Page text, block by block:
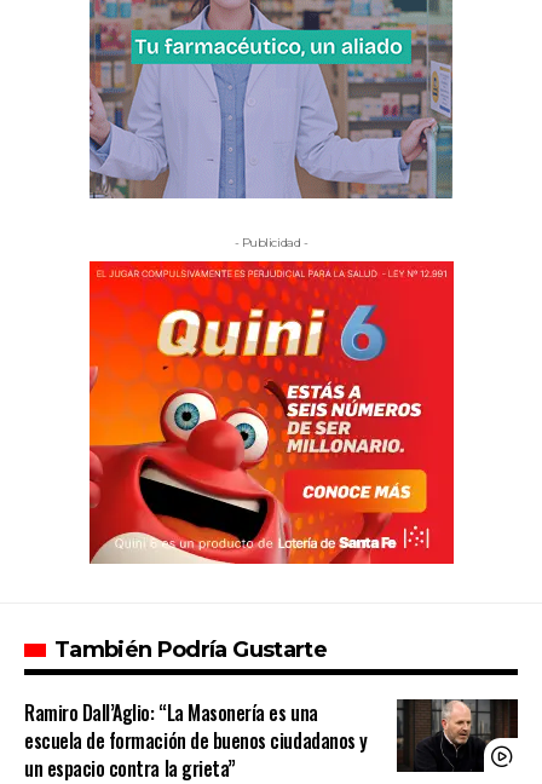
- Publicidad -
También Podría Gustarte
Ramiro Dall’Aglio: “La Masonería es una
escuela de formación de buenos ciudadanos y
un espacio contra la grieta”